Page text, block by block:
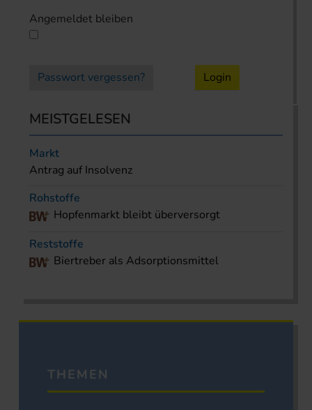
Angemeldet bleiben
Passwort vergessen? Login
MEISTGELESEN
Markt
Antrag auf Insolvenz
Rohstoffe
Hopfenmarkt bleibt überversorgt
Reststoffe
Biertreber als Adsorptionsmittel
THEMEN